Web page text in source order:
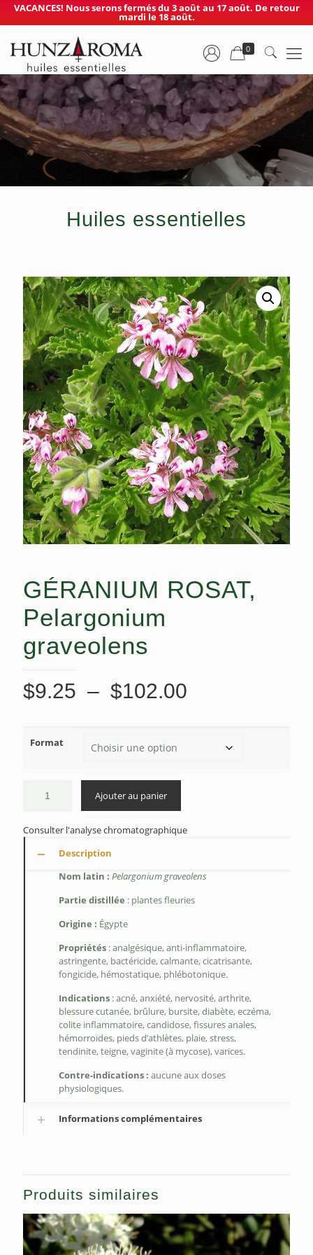
VACANCES! Nous serons fermés du 3 août au 17 août. De retour
mardi le 18 août.
0
Huiles essentielles
GÉRANIUM ROSAT,
Pelargonium
graveolens
$9.25 – $102.00
$9.25
Format
Ajouter au panier
Consulter l'analyse chromatographique
Description
Nom latin : Pelargonium graveolens
Partie distillée : plantes fleuries
Origine : Égypte
Propriétés : analgésique, anti-inflammatoire,
astringente, bactéricide, calmante, cicatrisante,
fongicide, hémostatique, phlébotonique.
Indications : acné, anxiété, nervosité, arthrite,
blessure cutanée, brûlure, bursite, diabète, eczéma,
colite inflammatoire, candidose, fissures anales,
hémorroïdes, pieds d’athlètes, plaie, stress,
tendinite, teigne, vaginite (à mycose), varices.
Contre-indications : aucune aux doses
physiologiques.
Informations complémentaires
Produits similaires